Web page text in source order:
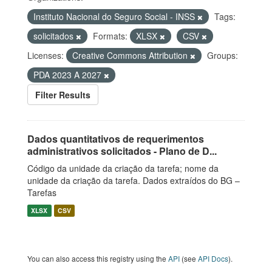
Instituto Nacional do Seguro Social - INSS
Tags:
solicitados
Formats: XLSX
CSV
Licenses:
Creative Commons Attribution
Groups:
PDA 2023 A 2027
Filter Results
Dados quantitativos de requerimentos
administrativos solicitados - Plano de D...
Código da unidade da criação da tarefa; nome da
unidade da criação da tarefa. Dados extraídos do BG –
Tarefas
XLSX CSV
You can also access this registry using the API (see API Docs).